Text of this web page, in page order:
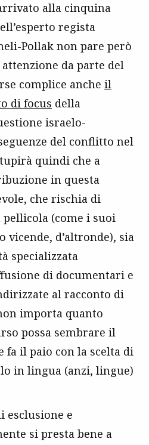
alla cinquina
regista
Pollak non pare però
da parte del
complice anche il
di focus della
israelo-
del conflitto nel
quindi che a
in questa
che rischia di
(come i suoi
d’altronde), sia
specializzata
di documentari e
al racconto di
importa quanto
possa sembrare il
fa il paio con la scelta di
in lingua (anzi, lingue)
esclusione e
si presta bene a